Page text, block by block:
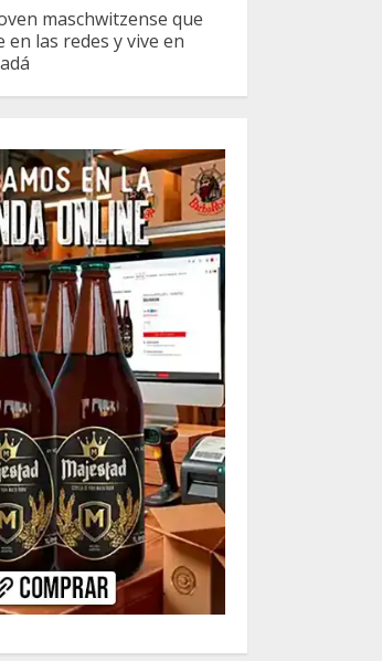
maschwitzense que
en las redes y vive en